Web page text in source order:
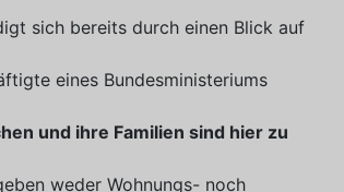
sich bereits durch einen Blick auf
eines Bundesministeriums
und ihre Familien sind hier zu
weder Wohnungs- noch